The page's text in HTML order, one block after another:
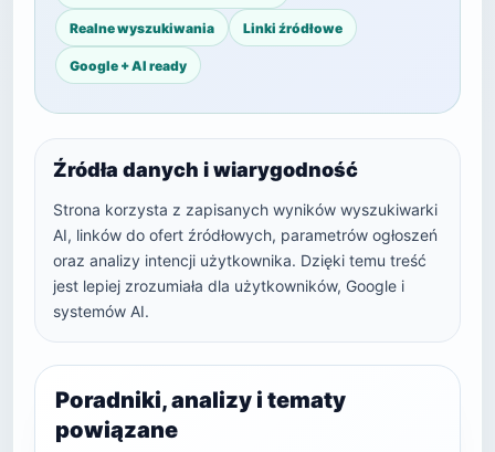
Realne wyszukiwania Linki źródłowe
Google + AI ready
Źródła danych i wiarygodność
Strona korzysta z zapisanych wyników wyszukiwarki
AI, linków do ofert źródłowych, parametrów ogłoszeń
oraz analizy intencji użytkownika. Dzięki temu treść
jest lepiej zrozumiała dla użytkowników, Google i
systemów AI.
Poradniki, analizy i tematy
powiązane